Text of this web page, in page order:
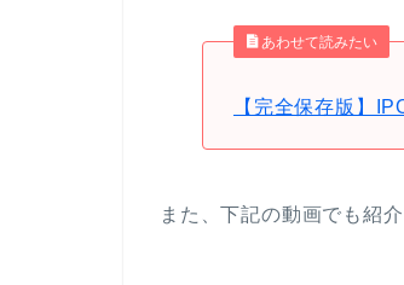
あわせて読みたい
【完全保存版】
また、下記の動画でも紹介